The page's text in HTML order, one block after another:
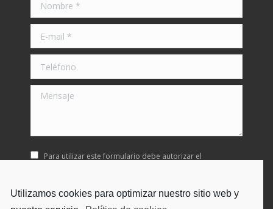
Utilizamos cookies para optimizar nuestro sitio web y
E-mail *
Teléfono
Mensaje
Para utilizar este formulario debe autorizar el